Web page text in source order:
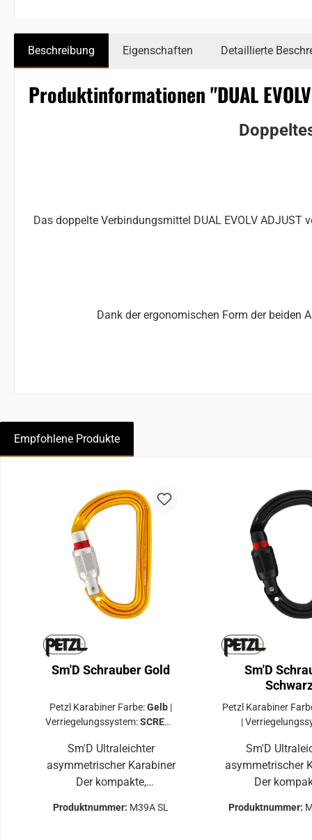
Beschreibung Eigenschaften Detaillierte
Produktinformationen "DUAL EVOLV
Das doppelte Verbindungsmittel DUAL EVOLV
Dank der ergonomischen Form der beiden
Empfohlene Produkte
Sm'D Schrauber Gold
Petzl Karabiner Farbe:Gelb |
Verriegelungssystem:SCREW-
Sm'D Ultraleichter
asymmetrischer Karabiner
Der kompakte,
Aluminiumkarabiner Sm'D
Produktnummer: M39A SL
Sm'D
Petzl Karabiner
|
Sm'D Ultraleichter
asymmetrischer
Der kompakte,
Produktnummer: